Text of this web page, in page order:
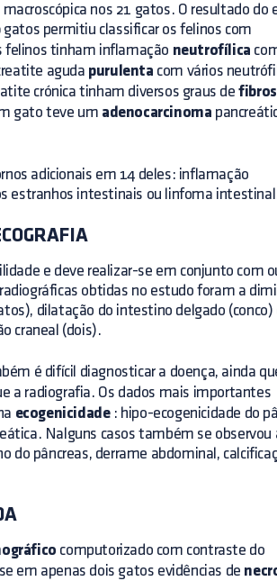
nos 21 gatos. O resultado do
gatos permitiu classificar os felinos com
felinos tinham inflamação neutrofílica
aguda purulenta com vários
crónica tinham diversos graus de
gato teve um adenocarcinoma
adicionais em 14 deles: inflamação
estranhos intestinais ou linfoma
e deve realizar-se em conjunto com
obtidas no estudo foram a
dilatação do intestino delgado (conco)
craneal (dois).
é difícil diagnosticar a doença, ainda
a radiografia. Os dados mais importantes
ecogenicidade: hipo-ecogenicidade do
Nalguns casos também se observou
do pâncreas, derrame abdominal,
computorizado com contraste do
em apenas dois gatos evidências de